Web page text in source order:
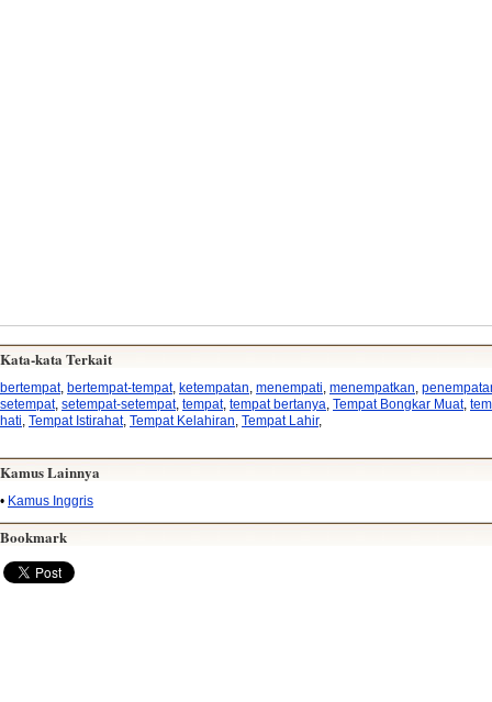
Kata-kata Terkait
bertempat, bertempat-tempat, ketempatan menempati menempatkan
setempat, setempat-setempat, tempat, tempat bertanya Tempat Bongkar Muat,
hati Tempat Istirahat, Tempat Kelahiran Tempat Lahir,
Kamus Lainnya
• Kamus Inggris
Bookmark